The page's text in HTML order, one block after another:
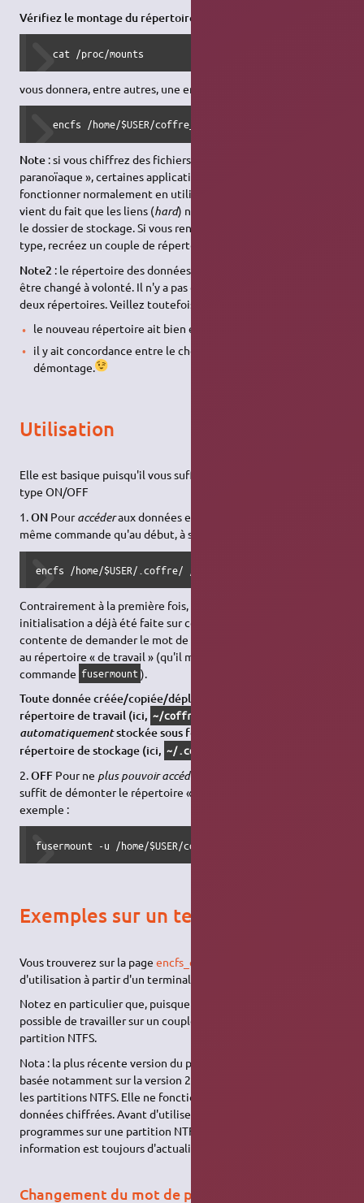
Vérifiez le montage du répertoire chiffré :
   cat /proc/mounts
vous donnera, entre autres, une entrée de ce type :
encfs /home/$USER/coffre_open fuse
Note : si vous chiffrez des fichiers en utilisant ce mode «
paranoïaque », certaines applications pourront ne pas
fonctionner normalement en utilisant ces fichiers chiffrés. Cela
vient du fait que les liens (hard) ne peuvent être recopiés dans
le dossier de stockage. Si vous rencontrez des problèmes de ce
type, recréez un couple de répertoires et changez de mode.
Note2 : le répertoire des données en clair (ici "coffre") peut
être changé à volonté. Il n'y a pas de lien définitif entre les
deux répertoires. Veillez toutefois dans ce cas à ce que :
le nouveau répertoire ait bien été créé et soit vide
il y ait concordance entre le chemin de montage et celui de
démontage.
Utilisation
Elle est basique puisqu'il vous suffit de deux commandes du
type ON/OFF
1.ON Pouraccéderaux données en clair, il suffit de réutiliser la
même commande qu'au début, à savoir, dans notre exemple :
encfs /home/$USER/.coffre/ /home/$USER/coffre_open/
Contrairement à la première fois, EncFS détecte qu'une
initialisation a déjà été faite sur ces deux répertoires et se
contente de demander le mot de passe pour débloquer l'accès
au répertoire « de travail » (qu'il montera pour vous avec la
commande fusermount ).
Toute donnée créée/copiée/déplacée en clair dans le
répertoire de travail (ici, ~/coffre_open
automatiquementstockée sous forme chiffrée dans le
répertoire de stockage (ici, ~/.coffre
2.OFF Pour ne plus pouvoir accéder
suffit de démonter le répertoire « de travail », soit dans notre
exemple :
fusermount -u /home/$USER/coffre_open
Exemples sur un terminal
Vous trouverez sur la pageencfs_exemples
d'utilisation à partir d'un terminal.
Notez en particulier que, puisque vous utilisez fuse, il vous est
possible de travailler sur un couple de répertoires placé sur une
partition NTFS.
Nota : la plus récente version du pilote
basée notamment sur la version 2.6 de
les partitions NTFS. Elle ne fonctionne pas encore avec des
données chiffrées. Avant d'utiliser conjointement ces deux
programmes sur une partition NTFS, vérifiez si cette
information est toujours d'actualité.
Changement du mot de passe